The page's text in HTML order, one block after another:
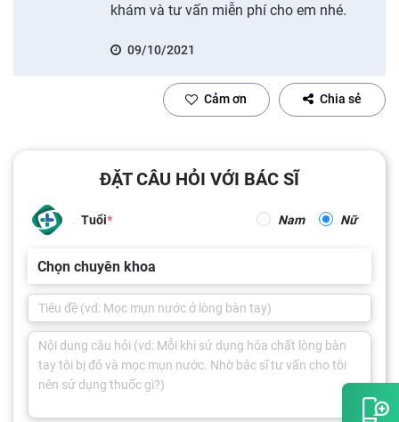
khám và tư vấn miễn phí cho em nhé.
09/10/2021
Cảm ơn Chia sẻ
ĐẶT CÂU HỎI VỚI BÁC SĨ
Tuổi Nam Nữ
Chọn chuyên khoa